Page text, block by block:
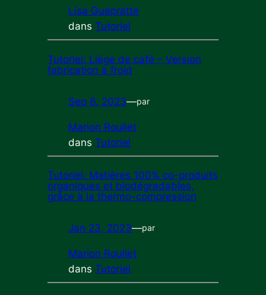
Lisa Guepratte
dansTutoriel
Tutoriel: Liège de café – Version
fabrication à froid
Sep 8, 2023—par
Marion Roullet
dansTutoriel
Tutoriel: Matières 100% co-produits
organiques et biodégradables,
grâce à la thermo-compression
Jan 23, 2023—par
Marion Roullet
dansTutoriel